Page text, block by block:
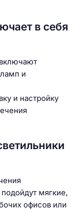
в себя
и
и настройку
мягкие,
офисов или